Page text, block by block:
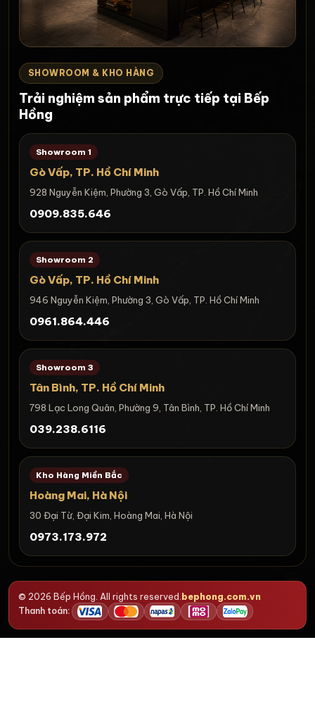
SHOWROOM & KHO HÀNG
Trải nghiệm sản phẩm trực tiếp tại Bếp
Hồng
Showroom 1
Gò Vấp, TP. Hồ Chí Minh
928 Nguyễn Kiệm, Phường 3, Gò Vấp, TP. Hồ Chí Minh
0909.835.646
Showroom 2
Gò Vấp, TP. Hồ Chí Minh
946 Nguyễn Kiệm, Phường 3, Gò Vấp, TP. Hồ Chí Minh
0961.864.446
Showroom 3
Tân Bình, TP. Hồ Chí Minh
798 Lạc Long Quân, Phường 9, Tân Bình, TP. Hồ Chí Minh
039.238.6116
Kho Hàng Miền Bắc
Hoàng Mai, Hà Nội
30 Đại Từ, Đại Kim, Hoàng Mai, Hà Nội
0973.173.972
© 2026 Bếp Hồng. All rights reserved. bephong.com.vn
Thanh toán: